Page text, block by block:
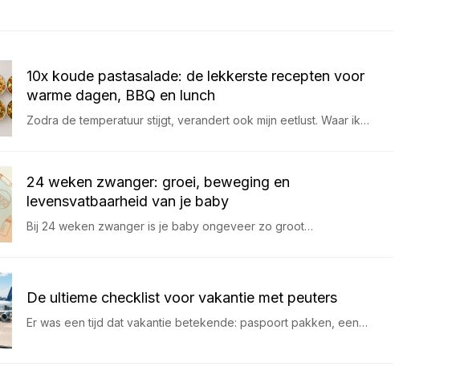
10x koude pastasalade: de lekkerste recepten voor
warme dagen, BBQ en lunch
Zodra de temperatuur stijgt, verandert ook mijn eetlust. Waar ik…
24 weken zwanger: groei, beweging en
levensvatbaarheid van je baby
Bij 24 weken zwanger is je baby ongeveer zo groot…
De ultieme checklist voor vakantie met peuters
Er was een tijd dat vakantie betekende: paspoort pakken, een…